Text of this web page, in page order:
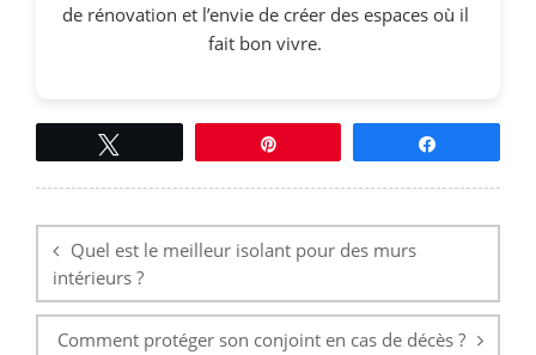
de rénovation et l’envie de créer des espaces où il
fait bon vivre.
de
l’articleQuel est le meilleur isolant pour des murs
intérieurs ?
Comment protéger son conjoint en cas de décès ?